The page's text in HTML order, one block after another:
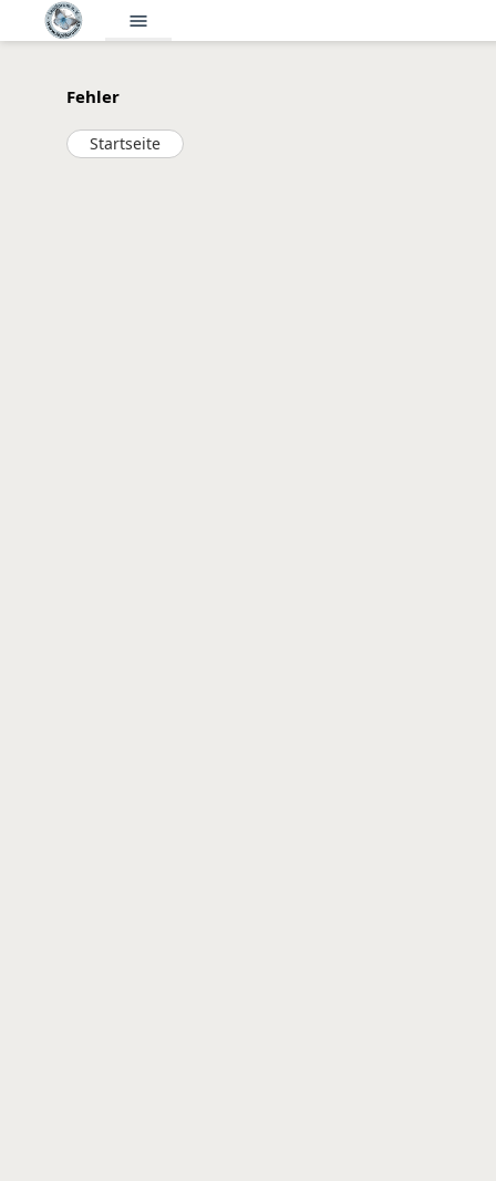
menu
Fehler
Startseite